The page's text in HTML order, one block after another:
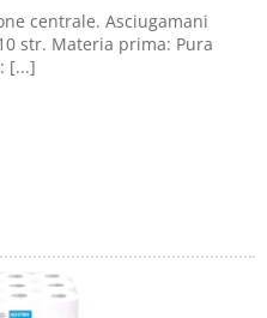
centrale. Asciugamani
str. Materia prima: Pura
[...]